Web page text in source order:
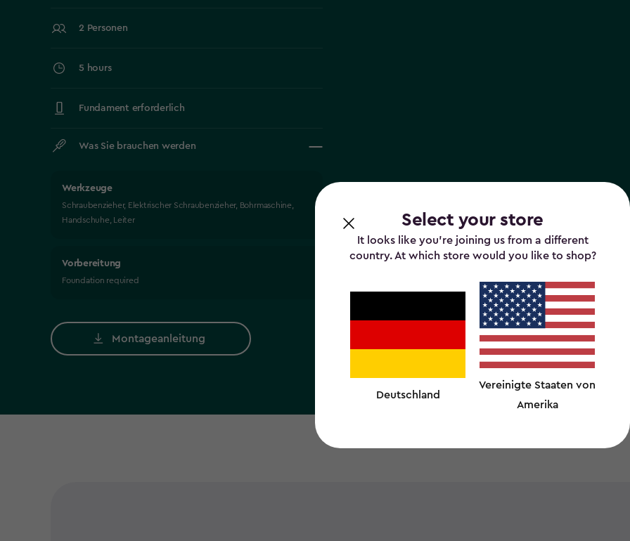
Select your store
It looks like you’re joining us from a different
country. At which store would you like to shop?
Deutschland
Vereinigte Staaten von
Amerika
2 Personen
5 hours
Fundament erforderlich
Was Sie brauchen werden
Werkzeuge
Schraubenzieher, Elektrischer Schraubenzieher, Bohrmaschine,
Handschuhe, Leiter
Vorbereitung
Foundation required
Montageanleitung